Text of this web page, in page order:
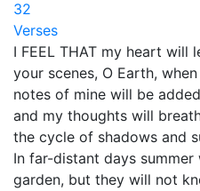
32
Verses
I FEEL THAT my heart will
your scenes, O Earth,
notes of mine will be
and my thoughts will
the cycle of shadows and
In far-distant days
garden, but they will not